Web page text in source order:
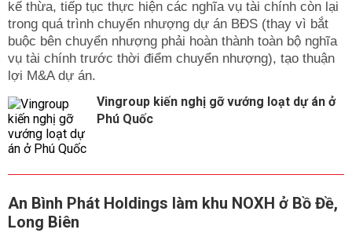
kế thừa, tiếp tục thực hiện các nghĩa vụ tài chính còn lại
trong quá trình chuyển nhượng dự án BĐS (thay vì bắt
buộc bên chuyển nhượng phải hoàn thành toàn bộ nghĩa
vụ tài chính trước thời điểm chuyển nhượng), tạo thuận
lợi M&A dự án.
Vingroup kiến nghị gỡ vướng loạt dự án ở
Phú Quốc
An Bình Phát Holdings làm khu NOXH ở Bồ Đề,
Long Biên